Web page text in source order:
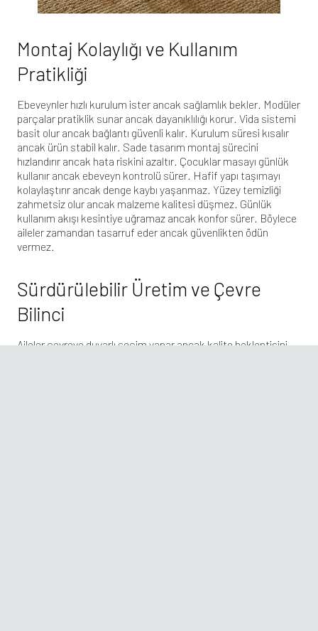
Montaj Kolaylığı ve Kullanım
Pratikliği
Ebeveynler hızlı kurulum ister ancak sağlamlık bekler. Modüler
parçalar pratiklik sunar ancak dayanıklılığı korur. Vida sistemi
basit olur ancak bağlantı güvenli kalır. Kurulum süresi kısalır
ancak ürün stabil kalır. Sade tasarım montaj sürecini
hızlandırır ancak hata riskini azaltır. Çocuklar masayı günlük
kullanır ancak ebeveyn kontrolü sürer. Hafif yapı taşımayı
kolaylaştırır ancak denge kaybı yaşanmaz. Yüzey temizliği
zahmetsiz olur ancak malzeme kalitesi düşmez. Günlük
kullanım akışı kesintiye uğramaz ancak konfor sürer. Böylece
aileler zamandan tasarruf eder ancak güvenlikten ödün
vermez.
Sürdürülebilir Üretim ve Çevre
Bilinci
Aileler çevreye duyarlı seçim yapar ancak kalite beklentisini